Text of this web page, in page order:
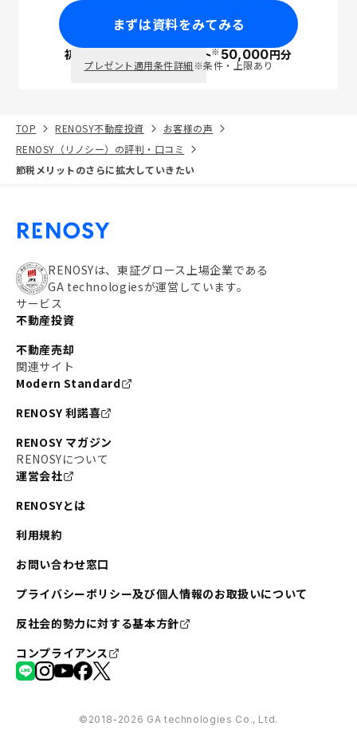
まずは資料をみてみる
初回面談で ポイント※50,000円分
プレゼント適用条件詳細※条件・上限あり
TOP RENOSY不動産投資
お客様の声
RENOSY（リノシー）の評判・口コミ
節税メリットのさらに拡大していきたい
RENOSYは、東証グロース上場企業である
GA technologiesが運営しています。
サービス
不動産投資
不動産売却
関連サイト
Modern Standard
RENOSY 利諾喜
RENOSY マガジン
RENOSYについて
運営会社
RENOSYとは
利用規約
お問い合わせ窓口
プライバシーポリシー及び個人情報のお取扱いについて
反社会的勢力に対する基本方針
コンプライアンス
©︎2018-2026 GA technologies Co., Ltd.